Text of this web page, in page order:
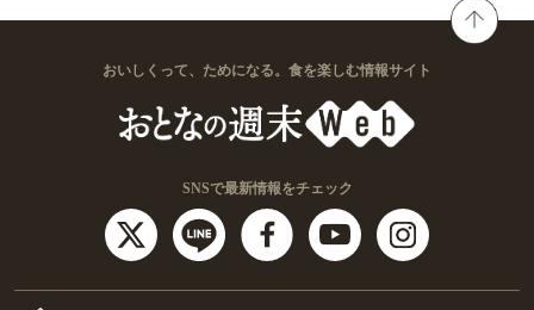
おいしくって、ためになる。食を楽しむ情報サイト
SNSで最新情報をチェック